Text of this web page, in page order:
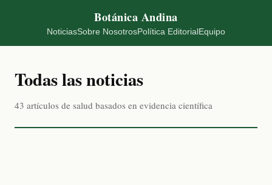
Botánica Andina
NoticiasSobre NosotrosPolítica Editorial Equipo
Todas las noticias
43 artículos de salud basados en evidencia científica